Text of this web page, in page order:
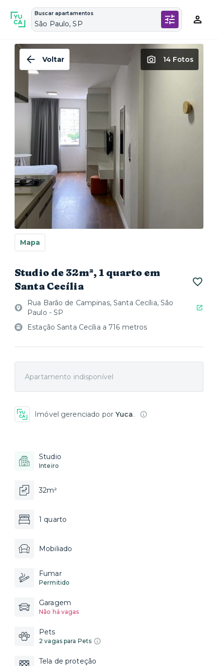
Buscar apartamentos
São Paulo, SP
Voltar 14 Fotos
Mapa
Studio de 32m², 1 quarto em
Santa Cecília
Rua Barão de Campinas, Santa Cecília, São
Paulo - SP
Estação Santa Cecília a 716 metros
Apartamento indisponível
Imóvel gerenciado porYuca.
Studio
Inteiro
32m²
1 quarto
Mobiliado
Fumar
Permitido
Garagem
Não há vagas
Pets
2 vagas para Pets
Tela de proteção